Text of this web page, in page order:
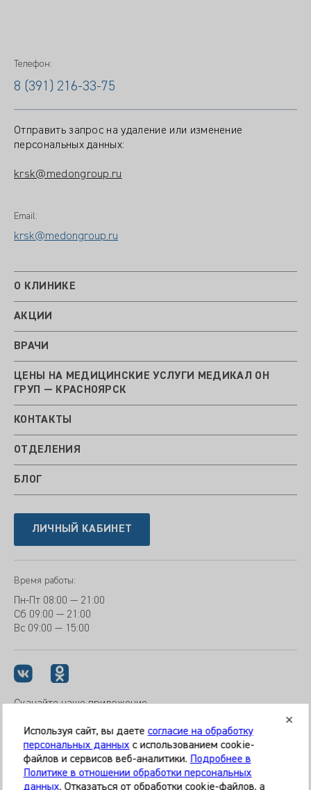
Телефон:
8 (391) 216-33-75
Отправить запрос на удаление или изменение
персональных данных:
krsk@medongroup.ru
Email:
krsk@medongroup.ru
О КЛИНИКЕ
АКЦИИ
ВРАЧИ
ЦЕНЫ НА МЕДИЦИНСКИЕ УСЛУГИ МЕДИКАЛ ОН
ГРУП — КРАСНОЯРСК
КОНТАКТЫ
ОТДЕЛЕНИЯ
БЛОГ
ЛИЧНЫЙ КАБИНЕТ
Время работы:
Пн-Пт 08:00 — 21:00
Сб 09:00 — 21:00
Вс 09:00 — 15:00
Скачайте наше приложение
© 2026 Клиника «МЕДИКАЛ ОН ГРУП»
Все права защищены
Используя сайт, вы даете согласие на обработку
персональных данныхс использованием cookie-
файлов и сервисов веб-аналитики. Подробнее в
Политике в отношении обработки персональных
данных. Отказаться от обработки cookie-файлов, а